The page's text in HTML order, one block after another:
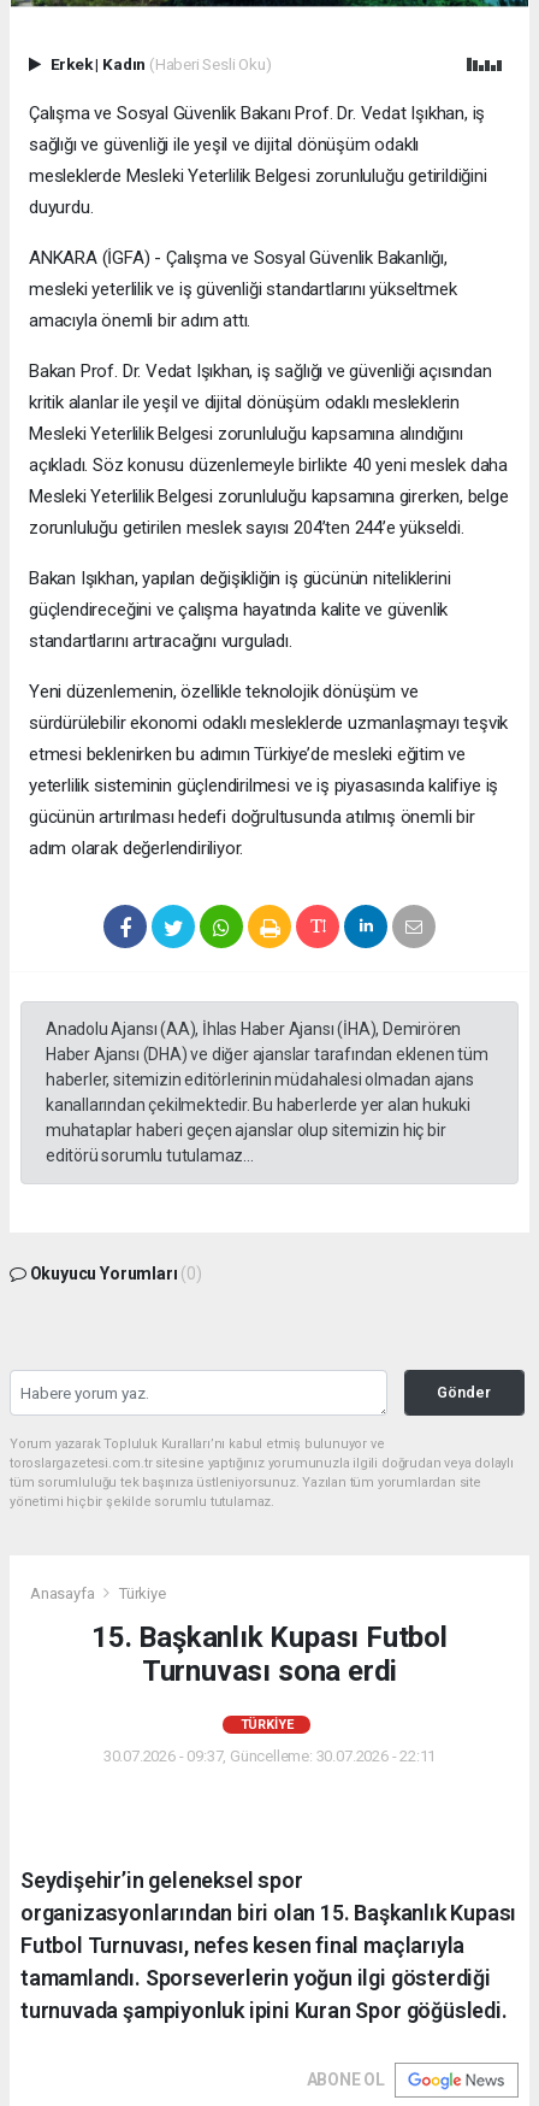
Erkek| Kadın (Haberi Sesli Oku)
Çalışma ve Sosyal Güvenlik Bakanı Prof. Dr. Vedat Işıkhan, iş
sağlığı ve güvenliği ile yeşil ve dijital dönüşüm odaklı
mesleklerde Mesleki Yeterlilik Belgesi zorunluluğu getirildiğini
duyurdu.
ANKARA (İGFA) - Çalışma ve Sosyal Güvenlik Bakanlığı,
mesleki yeterlilik ve iş güvenliği standartlarını yükseltmek
amacıyla önemli bir adım attı.
Bakan Prof. Dr. Vedat Işıkhan, iş sağlığı ve güvenliği açısından
kritik alanlar ile yeşil ve dijital dönüşüm odaklı mesleklerin
Mesleki Yeterlilik Belgesi zorunluluğu kapsamına alındığını
açıkladı. Söz konusu düzenlemeyle birlikte 40 yeni meslek daha
Mesleki Yeterlilik Belgesi zorunluluğu kapsamına girerken, belge
zorunluluğu getirilen meslek sayısı 204’ten 244’e yükseldi.
Bakan Işıkhan, yapılan değişikliğin iş gücünün niteliklerini
güçlendireceğini ve çalışma hayatında kalite ve güvenlik
standartlarını artıracağını vurguladı.
Yeni düzenlemenin, özellikle teknolojik dönüşüm ve
sürdürülebilir ekonomi odaklı mesleklerde uzmanlaşmayı teşvik
etmesi beklenirken bu adımın Türkiye’de mesleki eğitim ve
yeterlilik sisteminin güçlendirilmesi ve iş piyasasında kalifiye iş
gücünün artırılması hedefi doğrultusunda atılmış önemli bir
adım olarak değerlendiriliyor.
Anadolu Ajansı (AA), İhlas Haber Ajansı (İHA), Demirören
Haber Ajansı (DHA) ve diğer ajanslar tarafından eklenen tüm
haberler, sitemizin editörlerinin müdahalesi olmadan ajans
kanallarından çekilmektedir. Bu haberlerde yer alan hukuki
muhataplar haberi geçen ajanslar olup sitemizin hiç bir
editörü sorumlu tutulamaz...
Okuyucu Yorumları (0)
Gönder
Yorum yazarak Topluluk Kuralları’nı kabul etmiş bulunuyor ve
toroslargazetesi.com.tr sitesine yaptığınız yorumunuzla ilgili doğrudan veya dolaylı
tüm sorumluluğu tek başınıza üstleniyorsunuz. Yazılan tüm yorumlardan site
yönetimi hiçbir şekilde sorumlu tutulamaz.
Anasayfa Türkiye
15. Başkanlık Kupası Futbol
Turnuvası sona erdi
TÜRKIYE
30.07.2026 - 09:37, Güncelleme: 30.07.2026 - 22:11
Seydişehir’in geleneksel spor
organizasyonlarından biri olan 15. Başkanlık Kupası
Futbol Turnuvası, nefes kesen final maçlarıyla
tamamlandı. Sporseverlerin yoğun ilgi gösterdiği
turnuvada şampiyonluk ipini Kuran Spor göğüsledi.
ABONE OL